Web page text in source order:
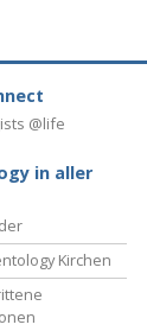
@life
in aller
Kirchen